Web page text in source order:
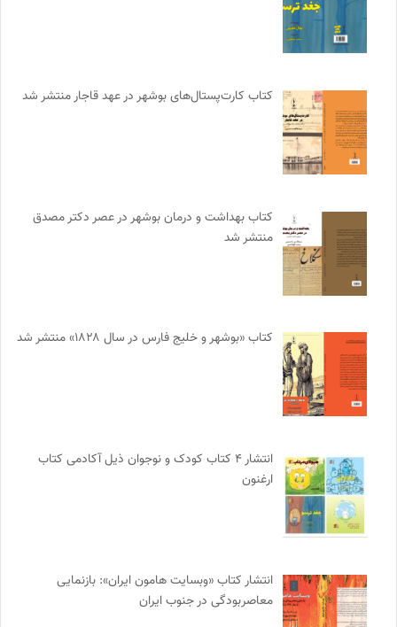
کتاب کارت‌پستال‌های بوشهر در عهد قاجار منتشر شد
کتاب بهداشت و درمان بوشهر در عصر دکتر مصدق
منتشر شد
کتاب «بوشهر و خلیج فارس در سال ۱۸۲۸» منتشر شد
انتشار ۴ کتاب کودک و نوجوان ذیل آکادمی کتاب
ارغنون
انتشار کتاب «وبسایت هامون ایران»: بازنمایی
معاصربودگی در جنوب ایران